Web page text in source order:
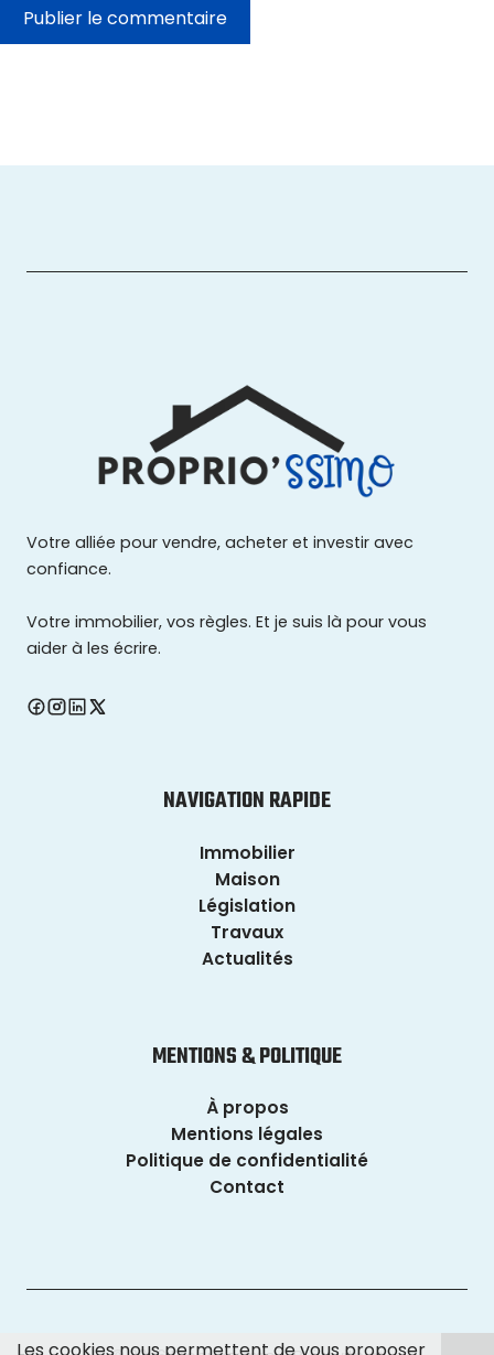
Votre alliée pour vendre, acheter et investir avec
confiance.
Votre immobilier, vos règles. Et je suis là pour vous
aider à les écrire.
NAVIGATION RAPIDE
Immobilier
Maison
Législation
Travaux
Actualités
MENTIONS & POLITIQUE
À propos
Mentions légales
Politique de confidentialité
Contact